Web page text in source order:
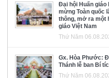
Đại hội Huấn giáo
mừng Toàn quốc
thông, mở ra một
giáo Việt Nam
Thứ Năm
Gx. Hòa Phước:
Thánh lễ ban Bí
Thứ Năm